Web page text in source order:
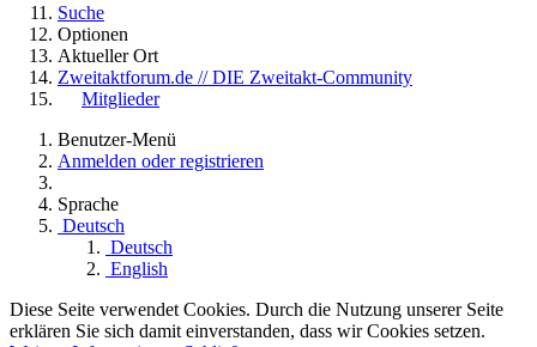
Suche
Optionen
Aktueller Ort
Zweitaktforum.de // DIE Zweitakt-Community
Mitglieder
Benutzer-Menü
Anmelden oder registrieren
Sprache
Deutsch
Deutsch
English
Diese Seite verwendet Cookies. Durch die Nutzung unserer Seite
erklären Sie sich damit einverstanden, dass wir Cookies setzen.